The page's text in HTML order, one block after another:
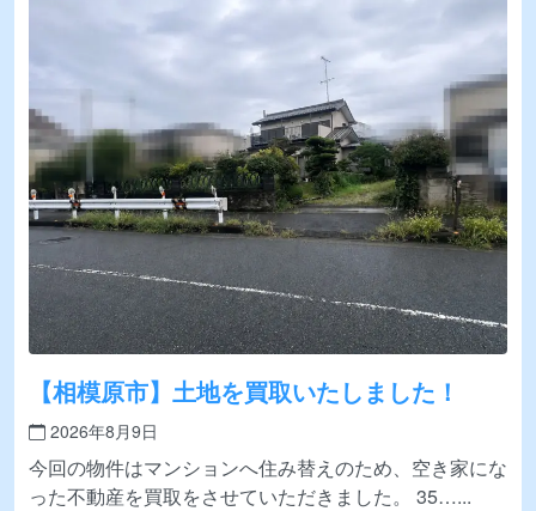
【相模原市】土地を買取いたしました！
2026年8月9日
今回の物件はマンションへ住み替えのため、空き家にな
った不動産を買取をさせていただきました。 35…